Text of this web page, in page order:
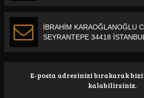
İBRAHİM KARAOĞLANOĞLU
SEYRANTEPE 34418 İSTANBUL
E-posta adresinizi bırakarak
kalabilirsiniz.